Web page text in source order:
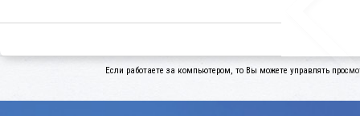
Если работаете за компьютером, то Вы можете управлять